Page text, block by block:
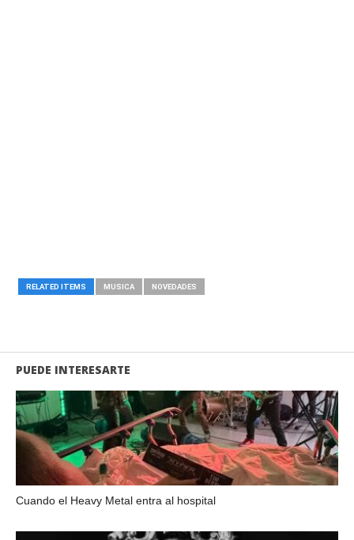
RELATED ITEMS MUSICA NOVEDADES
PUEDE INTERESARTE
Cuando el Heavy Metal entra al hospital